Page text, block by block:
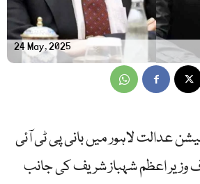
24 May, 2025
عدالت لاہور میں بانی پی ٹی آئی
اعظم شہباز شریف کی جانب